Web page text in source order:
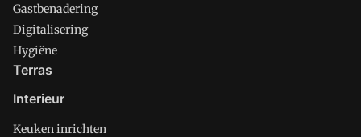
Gastbenadering
Digitalisering
Hygiëne
Terras
Interieur
Keuken inrichten